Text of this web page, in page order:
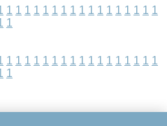
1 1 1 1 1 1 1 1 1 1 1 1 1 1 1 1 1
1
1 1 1 1 1 1 1 1 1 1 1 1 1 1 1 1 1
1